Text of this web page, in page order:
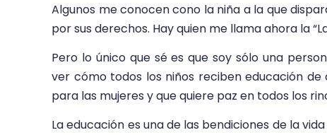
Algunos me conocen cono la niña a la que
por sus derechos. Hay quien me llama ahora la
Pero lo único que sé es que soy sólo una
ver cómo todos los niños reciben educación de
para las mujeres y que quiere paz en todos los
La educación es una de las bendiciones de la